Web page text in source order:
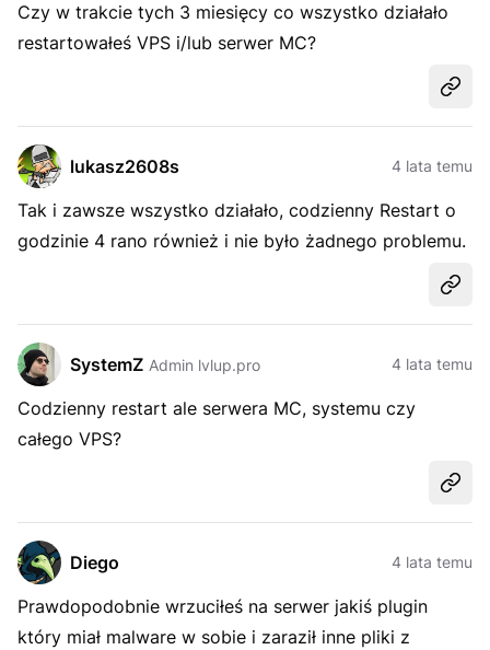
Czy w trakcie tych 3 miesięcy co wszystko działało
restartowałeś VPS i/lub serwer MC?
lukasz2608s 4 lata temu
Tak i zawsze wszystko działało, codzienny Restart o
godzinie 4 rano również i nie było żadnego problemu.
SystemZ Admin lvlup.pro 4 lata temu
Codzienny restart ale serwera MC, systemu czy
całego VPS?
Diego 4 lata temu
Prawdopodobnie wrzuciłeś na serwer jakiś plugin
który miał malware w sobie i zaraził inne pliki z